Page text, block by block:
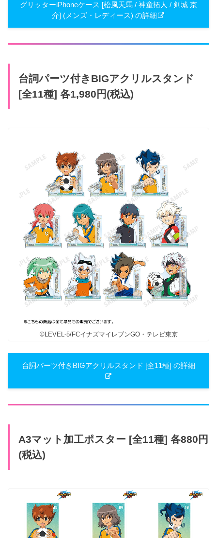
グリッターiPhoneケース [松風天馬 / 神童拓人 / 剣城 京
介] (メンズ・レディース) の詳細
台詞パーツ付きBIGアクリルスタンド
[全11種] 各1,980円(税込)
©LEVEL-5/FCイナズマイレブンGO・テレビ東京
台詞パーツ付きBIGアクリルスタンド [全11種] の詳細
A3マット加工ポスター [全11種] 各880円
(税込)